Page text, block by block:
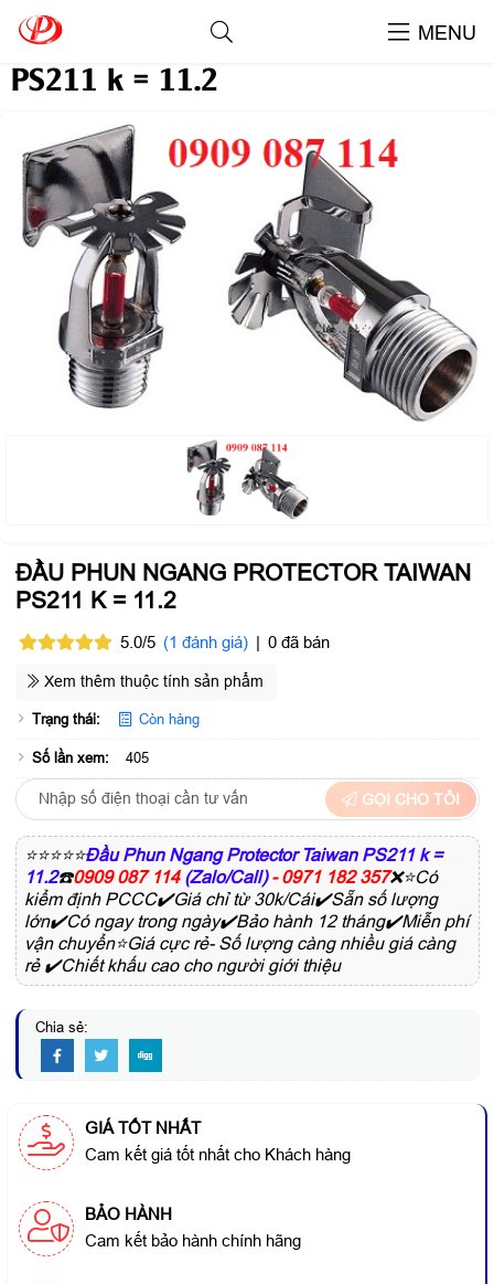
MENU
Đầu Phun Ngang Protector Taiwan
PS211 k = 11.2
ĐẦU PHUN NGANG PROTECTOR TAIWAN
PS211 K = 11.2
5.0/5 (1 đánh giá) | 0 đã bán
Xem thêm thuộc tính sản phẩm
Trạng thái: Còn hàng
Số lần xem: 405
GỌI CHO TÔI
⭐⭐⭐⭐⭐Đầu Phun Ngang Protector Taiwan PS211 k =
11.2☎️0909 087 114 (Zalo/Call)- 0971 182 357❌⭐Có
kiểm định PCCC✔️Giá chỉ từ 30k/Cái✔️Sẵn số lượng
lớn✔️Có ngay trong ngày✔️Bảo hành 12 tháng✔️Miễn phí
vận chuyển⭐Giá cực rẻ- Số lượng càng nhiều giá càng
rẻ ✔️Chiết khấu cao cho người giới thiệu
Chia sẻ:
GIÁ TỐT NHẤT
Cam kết giá tốt nhất cho Khách hàng
BẢO HÀNH
Cam kết bảo hành chính hãng